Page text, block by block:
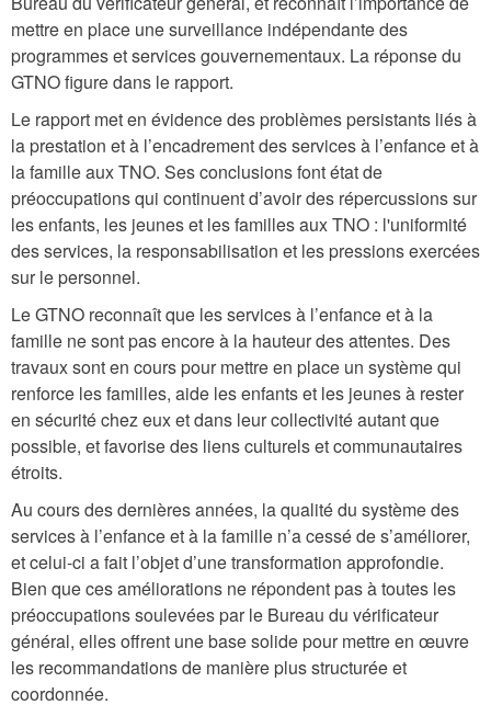
mettre en place une surveillance indépendante des
programmes et services gouvernementaux. La réponse du
GTNO figure dans le rapport.
Le rapport met en évidence des problèmes persistants liés à
la prestation et à l’encadrement des services à l’enfance et à
la famille aux TNO. Ses conclusions font état de
préoccupations qui continuent d’avoir des répercussions sur
les enfants, les jeunes et les familles aux TNO : l'uniformité
des services, la responsabilisation et les pressions exercées
sur le personnel.
Le GTNO reconnaît que les services à l’enfance et à la
famille ne sont pas encore à la hauteur des attentes. Des
travaux sont en cours pour mettre en place un système qui
renforce les familles, aide les enfants et les jeunes à rester
en sécurité chez eux et dans leur collectivité autant que
possible, et favorise des liens culturels et communautaires
étroits.
Au cours des dernières années, la qualité du système des
services à l’enfance et à la famille n’a cessé de s’améliorer,
et celui-ci a fait l’objet d’une transformation approfondie.
Bien que ces améliorations ne répondent pas à toutes les
préoccupations soulevées par le Bureau du vérificateur
général, elles offrent une base solide pour mettre en œuvre
les recommandations de manière plus structurée et
coordonnée.